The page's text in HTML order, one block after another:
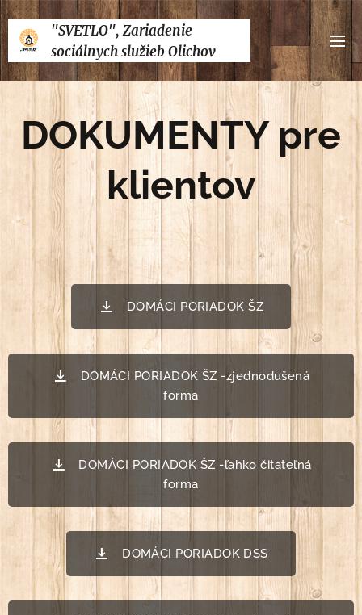
"SVETLO", Zariadenie
sociálnych služieb Olichov
DOKUMENTY pre
klientov
DOMÁCI PORIADOK ŠZ
DOMÁCI PORIADOK ŠZ -zjednodušená
forma
DOMÁCI PORIADOK ŠZ -ľahko čitateľná
forma
DOMÁCI PORIADOK DSS